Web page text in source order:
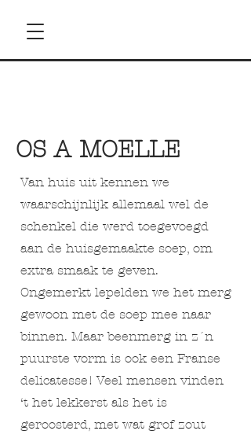
OS A MOELLE
Van huis uit kennen we
waarschijnlijk allemaal wel de
schenkel die werd toegevoegd
aan de huisgemaakte soep, om
extra smaak te geven.
Ongemerkt lepelden we het merg
gewoon met de soep mee naar
binnen. Maar beenmerg in z´n
puurste vorm is ook een Franse
delicatesse! Veel mensen vinden
‘t het lekkerst als het is
geroosterd, met wat grof zout